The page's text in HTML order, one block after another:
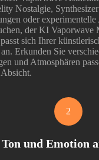
Nostalgie,
oder
der KI Vaporwave
sich Ihrer
Erkunden Sie
und Atmosphären
2
und Emotion